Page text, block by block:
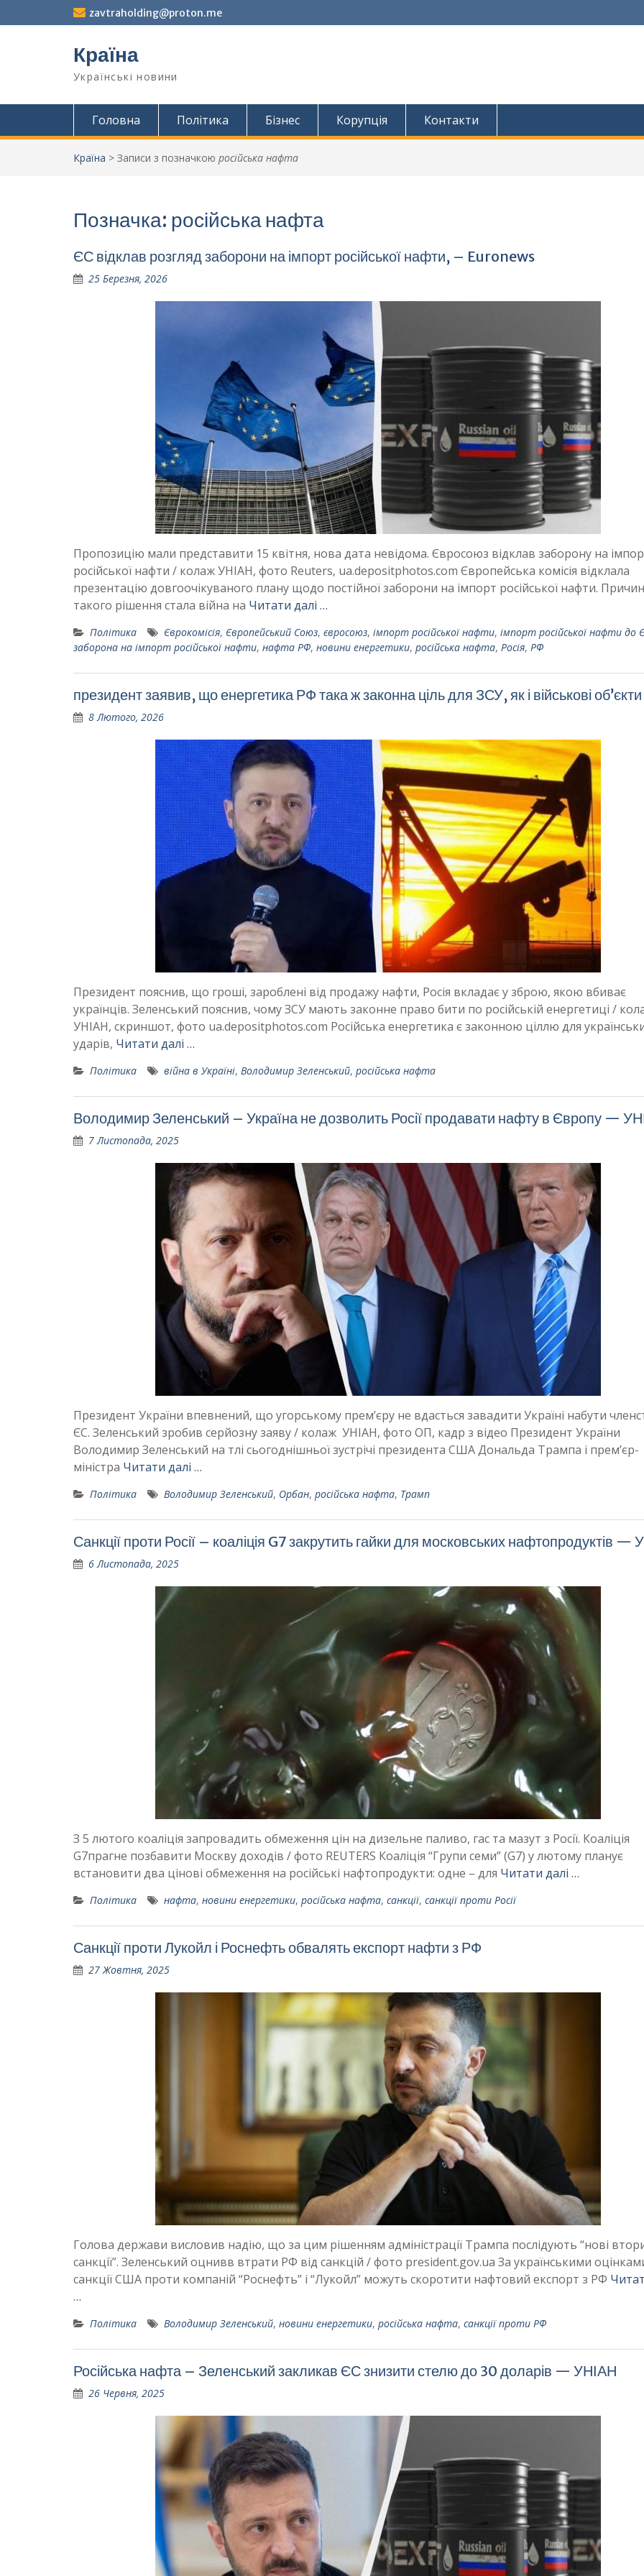
до
zavtraholding@proton.me
Країна
Українські новини
Головна Політика Бізнес Корупція Контакти
Країна > Записи з позначкою російська нафта
Позначка: російська нафта
ЄС відклав розгляд заборони на імпорт російської нафти, – Euronews
25 Березня, 2026
Пропозицію мали представити 15 квітня, нова дата невідома. Євросоюз відклав заборону на
російської нафти / колаж УНІАН, фото Reuters, ua.depositphotos.com Європейська комісія відклала
презентацію довгоочікуваного плану щодо постійної заборони на імпорт російської нафти.
такого рішення стала війна на Читати далі …
Політика Єврокомісія, Європейський Союз, євросоюз, імпорт російської нафти, імпорт російської нафти до
заборона на імпорт російської нафти, нафта РФ, новини енергетики, російська нафта, Росія, РФ
президент заявив, що енергетика РФ така ж законна ціль для ЗСУ, як і військові об’єкти
8 Лютого, 2026
Президент пояснив, що гроші, зароблені від продажу нафти, Росія вкладає у зброю, якою вбиває
українців. Зеленський пояснив, чому ЗСУ мають законне право бити по російській енергетиці /
УНІАН, скриншот, фото ua.depositphotos.com Російська енергетика є законною ціллю для
ударів, Читати далі …
Політика війна в Україні, Володимир Зеленський, російська нафта
Володимир Зеленський – Україна не дозволить Росії продавати нафту в Європу —
7 Листопада, 2025
Президент України впевнений, що угорському прем’єру не вдасться завадити Україні набути
ЄС. Зеленський зробив серйозну заяву / колаж УНІАН, фото ОП, кадр з відео Президент України
Володимир Зеленський на тлі сьогоднішньої зустрічі президента США Дональда Трампа і прем’єр-
міністра Читати далі …
Політика Володимир Зеленський, Орбан, російська нафта, Трамп
Санкції проти Росії – коаліція G7 закрутить гайки для московських нафтопродуктів —
6 Листопада, 2025
З 5 лютого коаліція запровадить обмеження цін на дизельне паливо, гас та мазут з Росії. Коаліція
G7прагне позбавити Москву доходів / фото REUTERS Коаліція “Групи семи” (G7) у лютому планує
встановити два цінові обмеження на російські нафтопродукти: одне – для Читати далі …
Політика нафта, новини енергетики, російська нафта, санкції, санкції проти Росії
Санкції проти Лукойл і Роснефть обвалять експорт нафти з РФ
27 Жовтня, 2025
Голова держави висловив надію, що за цим рішенням адміністрації Трампа послідують “‎нові
санкції”. Зеленський оцнивв втрати РФ від санкцій / фото president.gov.ua За українськими
санкції США проти компаній “‎Роснефть”‎ і “‎Лукойл”‎ можуть скоротити нафтовий експорт з РФ
…
Політика Володимир Зеленський, новини енергетики, російська нафта, санкції проти РФ
Російська нафта – Зеленський закликав ЄС знизити стелю до 30 доларів — УНІАН
26 Червня, 2025